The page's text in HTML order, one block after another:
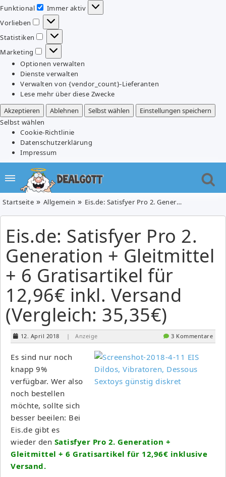
Funktional
Funktional
Immer aktiv
Vorlieben
Vorlieben
Statistiken
Statistiken
Marketing
Marketing
Optionen verwalten
Dienste verwalten
Verwalten von {vendor_count}-Lieferanten
Lese mehr über diese Zwecke
Akzeptieren
Ablehnen Selbst wählen
Einstellungen speichern
Selbst wählen
Cookie-Richtlinie
Datenschutzerklärung
Impressum
Startseite Allgemein Eis.de: Satisfyer Pro 2. Generation + Gleitmittel + 6 Gratisartikel für 12,96€ inkl. Versand (Vergleich: 35,35€)
Eis.de: Satisfyer Pro 2.
Generation + Gleitmittel
+ 6 Gratisartikel für
12,96€ inkl. Versand
(Vergleich: 35,35€)
12. April 2018 | Anzeige 3 Kommentare
Es sind nur noch
knapp 9%
verfügbar. Wer also
noch bestellen
möchte, sollte sich
besser beeilen: Bei
Eis.de gibt es
wieder den Satisfyer Pro 2. Generation +
Gleitmittel + 6 Gratisartikel für 12,96€ inklusive
Versand.